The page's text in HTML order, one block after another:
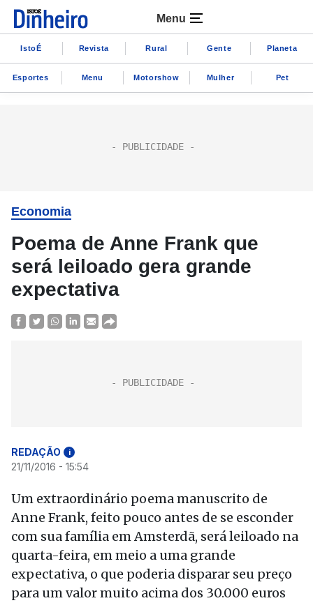
Menu
IstoÉ Revista Rural Gente Planeta
Esportes Menu Motorshow Mulher Pet
Economia
Poema de Anne Frank que
será leiloado gera grande
expectativa
REDAÇÃO i
21/11/2016 - 15:54
Um extraordinário poema manuscrito de
Anne Frank, feito pouco antes de se esconder
com sua família em Amsterdã, será leiloado na
quarta-feira, em meio a uma grande
expectativa, o que poderia disparar seu preço
para um valor muito acima dos 30.000 euros